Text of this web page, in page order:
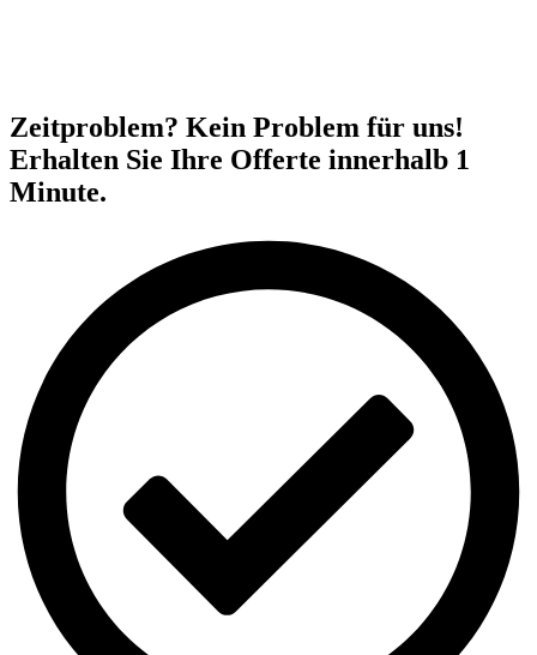
Zeitproblem? Kein Problem für uns!
Erhalten Sie Ihre Offerte innerhalb 1
Minute.